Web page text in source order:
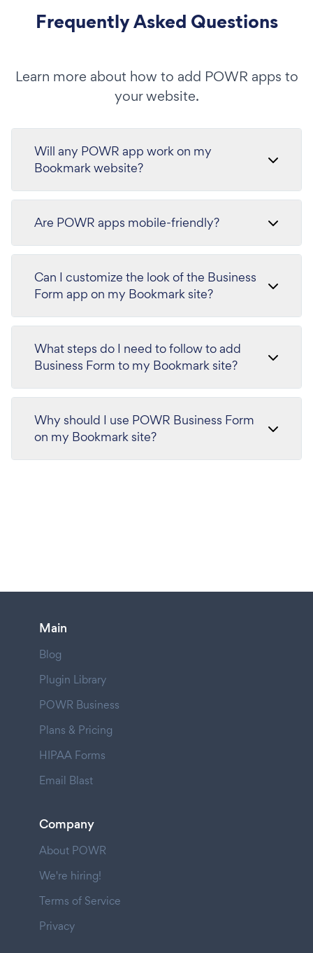
Frequently Asked Questions
Learn more about how to add POWR apps to
your website.
Will any POWR app work on my
Bookmark website?
Are POWR apps mobile-friendly?
Can I customize the look of the Business
Form app on my Bookmark site?
What steps do I need to follow to add
Business Form to my Bookmark site?
Why should I use POWR Business Form
on my Bookmark site?
Main
Blog
Plugin Library
POWR Business
Plans & Pricing
HIPAA Forms
Email Blast
Company
About POWR
We're hiring!
Terms of Service
Privacy